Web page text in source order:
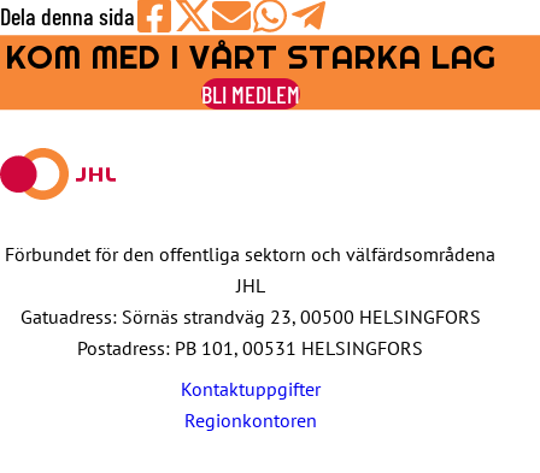
Dela denna sida
Share
on
Facebook
Share
on
Share
by
E-
Share
on
WhatsApp
Share
on
Telegram
KOM MED I VÅRT STARKA LAG
BLI MEDLEM
Förbundet för den offentliga sektorn och välfärdsområdena
JHL
Gatuadress: Sörnäs strandväg 23, 00500 HELSINGFORS
Postadress: PB 101, 00531 HELSINGFORS
Kontaktuppgifter
Regionkontoren